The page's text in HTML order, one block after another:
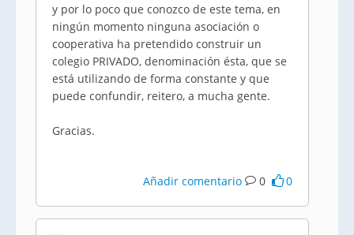
y por lo poco que conozco de este tema, en
ningún momento ninguna asociación o
cooperativa ha pretendido construir un
colegio PRIVADO, denominación ésta, que se
está utilizando de forma constante y que
puede confundir, reitero, a mucha gente.
Gracias.
Añadir comentario 0 0